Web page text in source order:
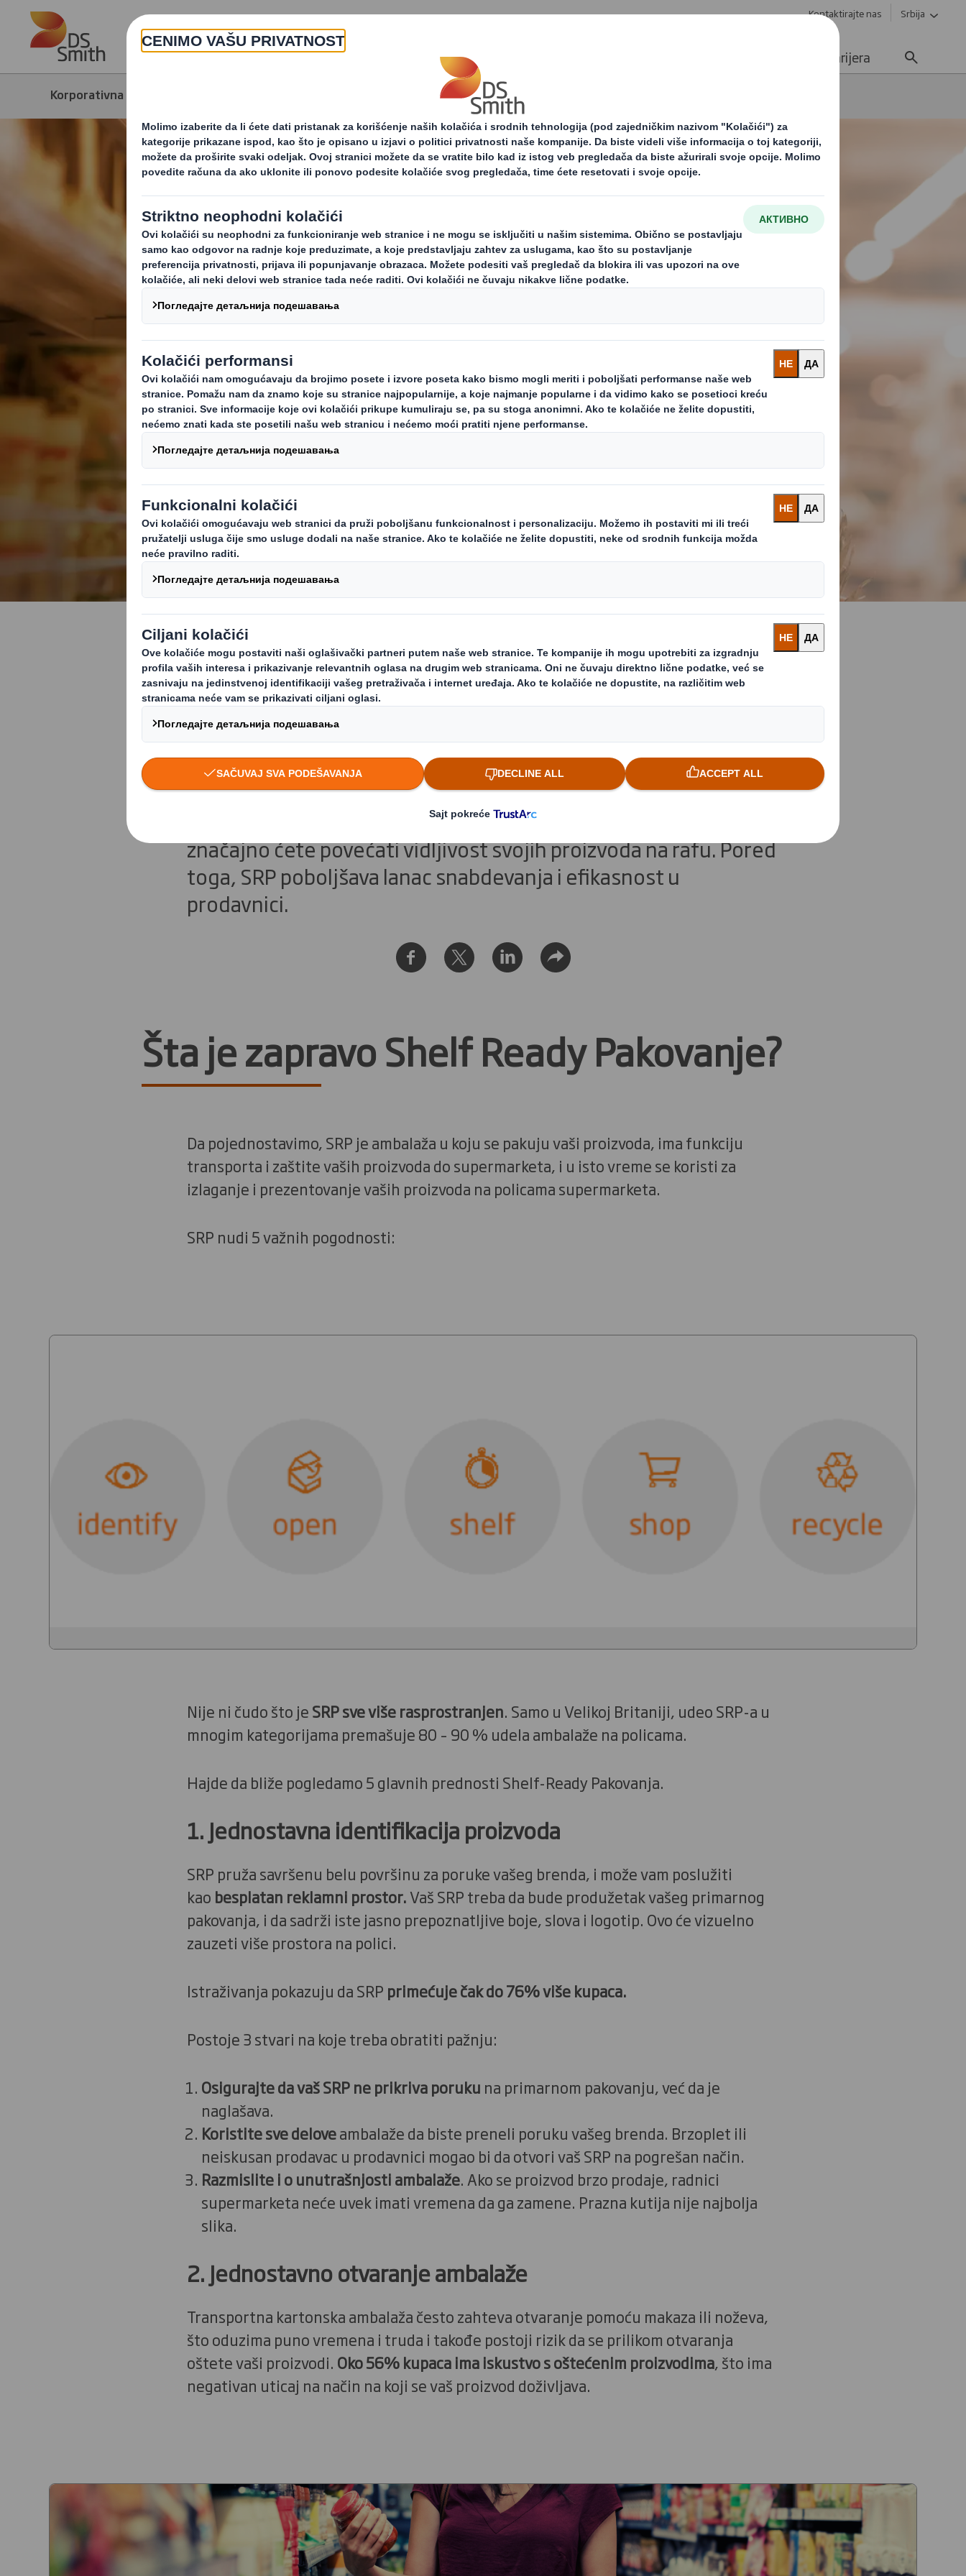
Skip to main content Kontaktirajte nas Srbija
O nama Karijera
Korporativna strana Vesti i saopštenja za štampu 5 prednosti shelf-ready pakovanja
5 prednosti shelf-ready pakovanja
Ukoliko kupac ne može da pronađe proizvod koji obično kupuje,
čak 37% njih će tada izabrati sledeću dostupnu alternativu (u 5-
10% slučajeva). Uvođenjem SRP (Shelf-Ready Pakovanja) –
značajno ćete povećati vidljivost svojih proizvoda na rafu. Pored
toga, SRP poboljšava lanac snabdevanja i efikasnost u
prodavnici.
Šta je zapravo Shelf Ready Pakovanje?
Da pojednostavimo, SRP je ambalaža u koju se pakuju vaši proizvoda, ima funkciju
transporta i zaštite vaših proizvoda do supermarketa, i u isto vreme se koristi za
izlaganje i prezentovanje vaših proizvoda na policama supermarketa.
SRP nudi 5 važnih pogodnosti:
Nije ni čudo što jeSRP sve više rasprostranjen. Samo u Velikoj Britaniji, udeo SRP-a u
mnogim kategorijama premašuje 80 – 90 % udela ambalaže na policama.
Hajde da bliže pogledamo 5 glavnih prednosti Shelf-Ready Pakovanja.
1. Jednostavna identifikacija proizvoda
SRP pruža savršenu belu površinu za poruke vašeg brenda, i može vam poslužiti
kao besplatan reklamni prostor.Vaš SRP treba da bude produžetak vašeg primarnog
pakovanja, i da sadrži iste jasno prepoznatljive boje, slova i logotip. Ovo će vizuelno
zauzeti više prostora na polici.
Istraživanja pokazuju da SRP primećuje čak do 76% više kupaca.
Postoje 3 stvari na koje treba obratiti pažnju:
Osigurajte da vaš SRP ne prikriva poruku na primarnom pakovanju, već da je
naglašava.
Koristite sve deloveambalaže da biste preneli poruku vašeg brenda. Brzoplet ili
neiskusan prodavac u prodavnici mogao bi da otvori vaš SRP na pogrešan način.
Razmislite i o unutrašnjosti ambalaže. Ako se proizvod brzo prodaje, radnici
supermarketa neće uvek imati vremena da ga zamene. Prazna kutija nije najbolja
slika.
2. Jednostavno otvaranje ambalaže
Transportna kartonska ambalaža često zahteva otvaranje pomoću makaza ili noževa,
što oduzima puno vremena i truda i takođe postoji rizik da se prilikom otvaranja
oštete vaši proizvodi. Oko 56% kupaca ima iskustvo s oštećenim proizvodima, što ima
negativan uticaj na način na koji se vaš proizvod doživljava.